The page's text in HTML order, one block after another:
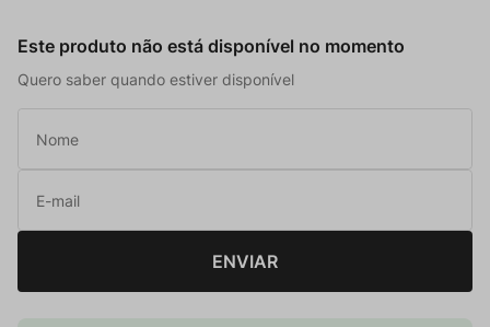
Este produto não está disponível no momento
Quero saber quando estiver disponível
ENVIAR